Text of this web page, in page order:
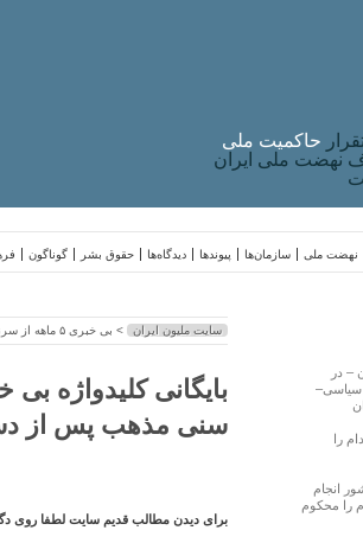
حاکميت ملی
نهضت ملی ایران
گوناگون حقوق بشر دیدگاه‌ها پیوندها سازمان‌ها نهضت ملی
سایت ملیون ایران > بی خبری ۵ ماهه از سرنوشت سه شهروند سنی مذهب پس از دستگیری
سنی مذهب پس از
برای دیدن مطالب قدیم سایت لطفا روی
– در
سیاسی–
را
انجام
را محکوم